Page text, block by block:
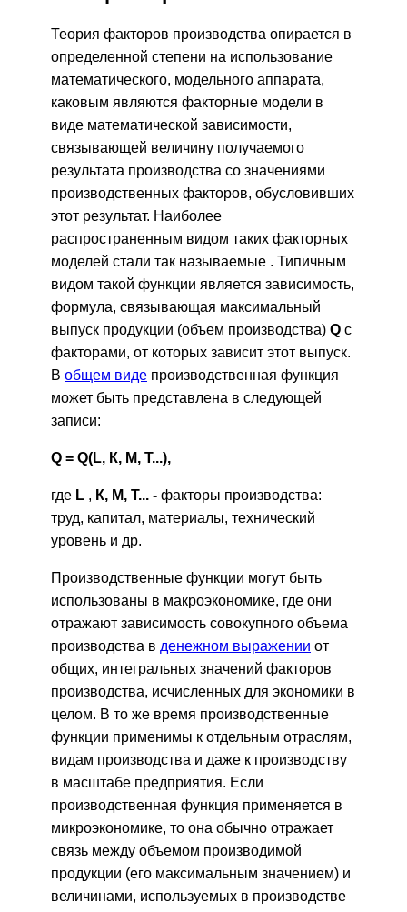
Теория факторов производства опирается в
определенной степени на использование
математического, модельного аппарата,
каковым являются факторные модели в
виде математической зависимости,
связывающей величину получаемого
результата производства со значениями
производственных факторов, обусловивших
этот результат. Наиболее
распространенным видом таких факторных
моделей стали так называемые . Типичным
видом такой функции является зависимость,
формула, связывающая максимальный
выпуск продукции (объем производства) Q с
факторами, от которых зависит этот выпуск.
В общем виде производственная функция
может быть представлена в следующей
записи:
Q = Q(L, К, М, Т...),
где L , К, М, Т... - факторы производства:
труд, капитал, материалы, технический
уровень и др.
Производственные функции могут быть
использованы в макроэкономике, где они
отражают зависимость совокупного объема
производства в денежном выражении от
общих, интегральных значений факторов
производства, исчисленных для экономики в
целом. В то же время производственные
функции применимы к отдельным отраслям,
видам производства и даже к производству
в масштабе предприятия. Если
производственная функция применяется в
микроэкономике, то она обычно отражает
связь между объемом производимой
продукции (его максимальным значением) и
величинами, используемых в производстве